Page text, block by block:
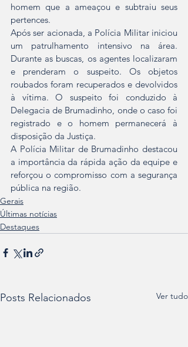
homem que a ameaçou e subtraiu seus
pertences.
Após ser acionada, a Polícia Militar iniciou
um patrulhamento intensivo na área.
Durante as buscas, os agentes localizaram
e prenderam o suspeito. Os objetos
roubados foram recuperados e devolvidos
à vítima. O suspeito foi conduzido à
Delegacia de Brumadinho, onde o caso foi
registrado e o homem permanecerá à
disposição da Justiça.
A Polícia Militar de Brumadinho destacou
a importância da rápida ação da equipe e
reforçou o compromisso com a segurança
pública na região.
Gerais
Últimas notícias
Destaques
Posts Relacionados Ver tudo